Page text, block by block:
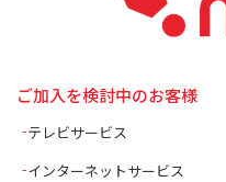
ご加入を検討中のお客様
テレビサービス
インターネットサービス